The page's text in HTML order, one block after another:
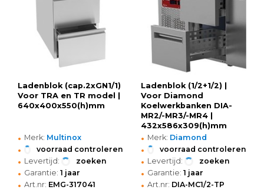
Ladenblok (cap.2xGN1/1)
Voor TRA en TR model |
640x400x550(h)mm
• Merk: Multinox
• voorraad controleren
• Levertijd: zoeken
• Garantie: 1 jaar
• Art.nr: EMG-317041
Ladenblok (1/2+1/2) |
Voor Diamond
Koelwerkbanken DIA-
MR2/-MR3/-MR4 |
432x586x309(h)mm
• Merk: Diamond
• voorraad controleren
• Levertijd: zoeken
• Garantie: 1 jaar
• Art.nr: DIA-MC1/2-TP